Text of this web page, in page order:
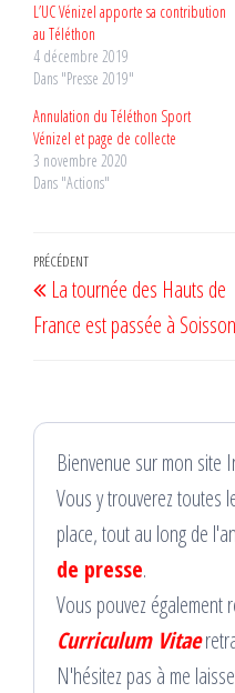
L’UC Vénizel apporte sa contribution
au Téléthon
4 décembre 2019
Dans "Presse 2019"
Annulation du Téléthon Sport
Vénizel et page de collecte
3 novembre 2020
Dans "Actions"
Navigation
de
l’article
Article
précédent
PRÉCÉDENT
La tournée des Hauts de
France est passée à
Bienvenue sur mon site
Vous y trouverez toutes
place, tout au long de
de presse.
Vous pouvez également
Curriculum Vitae
N'hésitez pas à me